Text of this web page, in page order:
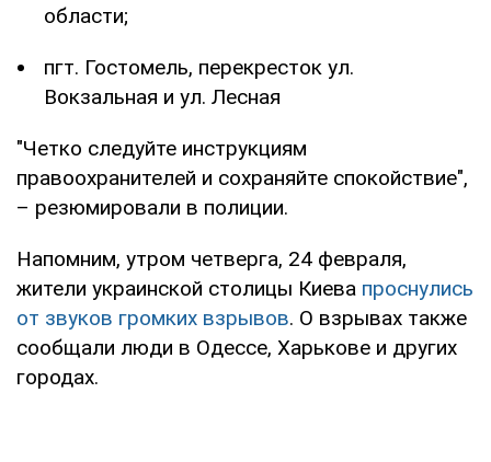
области;
пгт. Гостомель, перекресток ул.
Вокзальная и ул. Лесная
"Четко следуйте инструкциям
правоохранителей и сохраняйте спокойствие",
– резюмировали в полиции.
Напомним, утром четверга, 24 февраля,
жители украинской столицы Киева проснулись
от звуков громких взрывов. О взрывах также
сообщали люди в Одессе, Харькове и других
городах.